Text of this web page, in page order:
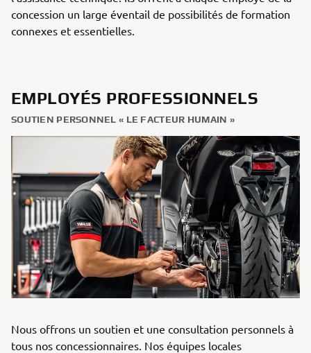
concession un large éventail de possibilités de formation
connexes et essentielles.
EMPLOYÉS PROFESSIONNELS
SOUTIEN PERSONNEL « LE FACTEUR HUMAIN »
Nous offrons un soutien et une consultation personnels à
tous nos concessionnaires. Nos équipes locales